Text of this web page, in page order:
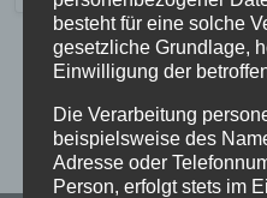
besteht für eine solche
gesetzliche Grundlage,
Einwilligung der
Die Verarbeitung
beispielsweise des
Adresse oder
Person, erfolgt stets im